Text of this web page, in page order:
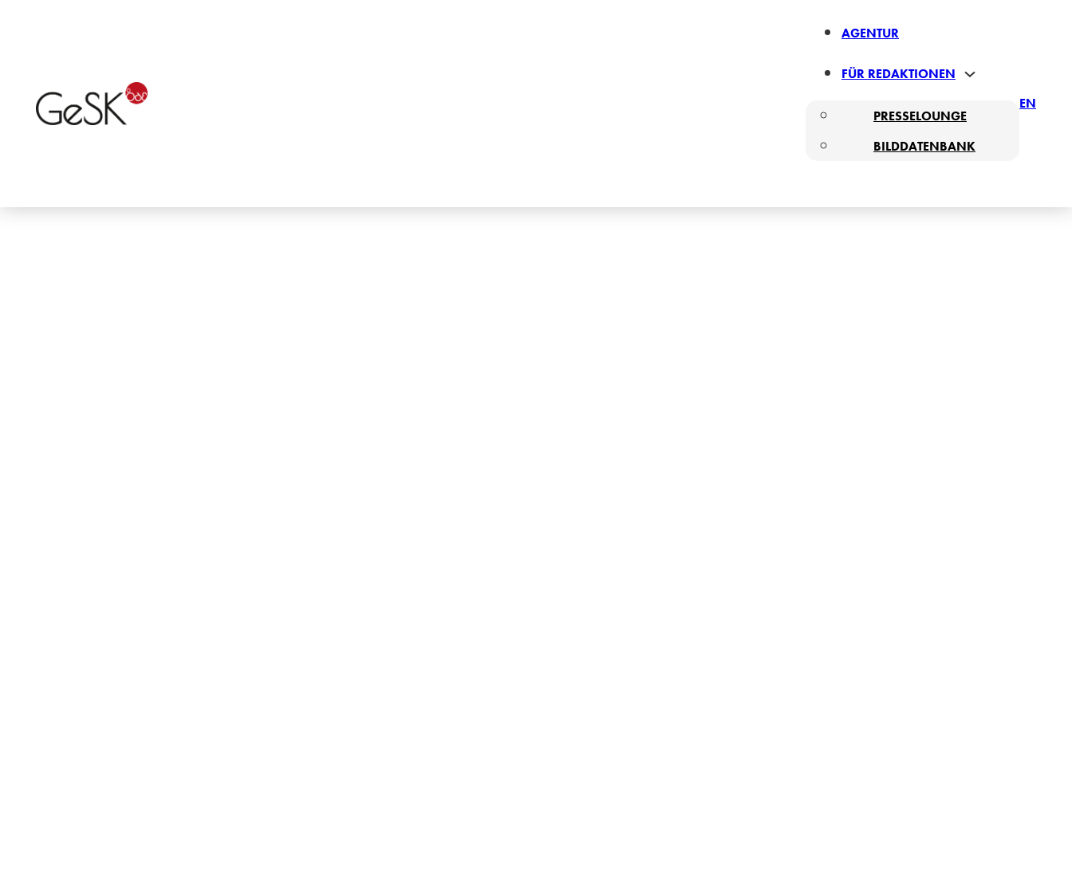
AGENTUR
FÜR REDAKTIONEN
PRESSELOUNGE
BILDDATENBANK
EN